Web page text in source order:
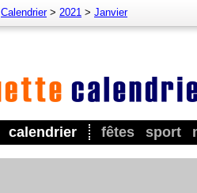
calendrier fêtes sport
Calendrier> 2021 > Janvier